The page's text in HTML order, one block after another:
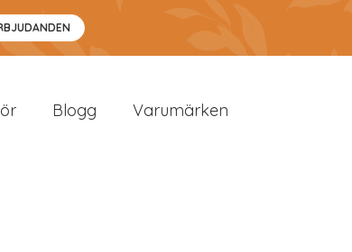
Blogg Varumärken